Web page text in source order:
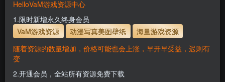
主流网盘——高速下载
支付页面打不开或支付后不跳转请联系QQ：3317425885
使用方法
解压后，放进文件夹AddonPackages即可，更多请看本
HelloVaM游戏资源中心
1.限时新增永久终身会员
VaM游戏资源
动漫写真美图壁纸
海量游戏资源
随着资源的数量增加，价格可能也会上涨，早开早受益，迟则有
变
2.开通会员，全站所有资源免费下载